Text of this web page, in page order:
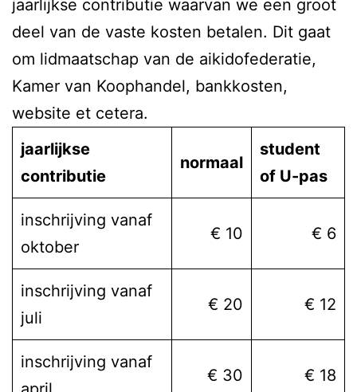
jaarlijkse contributie waarvan we een groot
deel van de vaste kosten betalen. Dit gaat
om lidmaatschap van de aikidofederatie,
Kamer van Koophandel, bankkosten,
website et cetera.
jaarlijkse
contributie
normaal
student
of U-pas
inschrijving vanaf
oktober
€ 10 € 6
inschrijving vanaf
juli
€ 20 € 12
inschrijving vanaf
€ 30 € 18